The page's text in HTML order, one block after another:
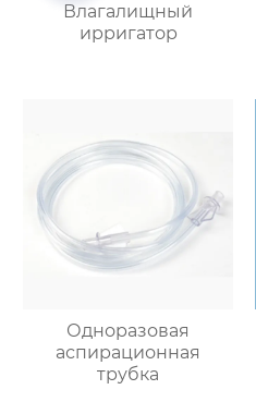
Влагалищный
ирригатор
Одноразовая
аспирационная
трубка